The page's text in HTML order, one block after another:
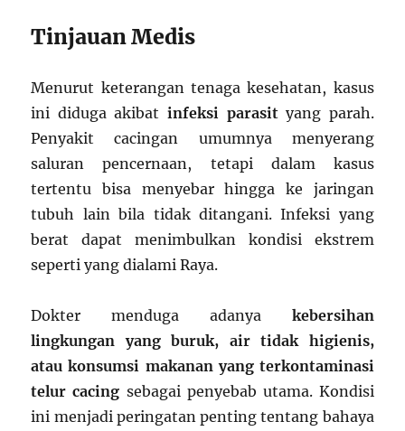
Tinjauan Medis
Menurut keterangan tenaga kesehatan, kasus
ini diduga akibat infeksi parasityang parah.
Penyakit cacingan umumnya menyerang
saluran pencernaan, tetapi dalam kasus
tertentu bisa menyebar hingga ke jaringan
tubuh lain bila tidak ditangani. Infeksi yang
berat dapat menimbulkan kondisi ekstrem
seperti yang dialami Raya.
Dokter menduga adanya kebersihan
lingkungan yang buruk, air tidak higienis,
atau konsumsi makanan yang terkontaminasi
telur cacing sebagai penyebab utama. Kondisi
ini menjadi peringatan penting tentang bahaya